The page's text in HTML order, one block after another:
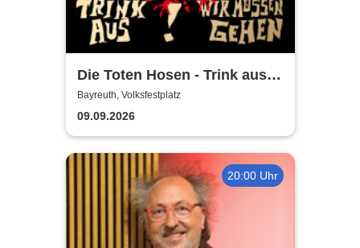
Die Toten Hosen - Trink aus!
Wir müssen gehen - Tour
2026
Bayreuth, Volksfestplatz
09.09.2026
20:00 Uhr